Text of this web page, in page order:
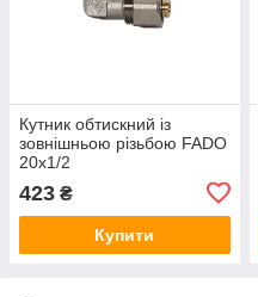
Кутник обтискний із
зовнішньою різьбою FADO
20х1/2
423 ₴
Купити